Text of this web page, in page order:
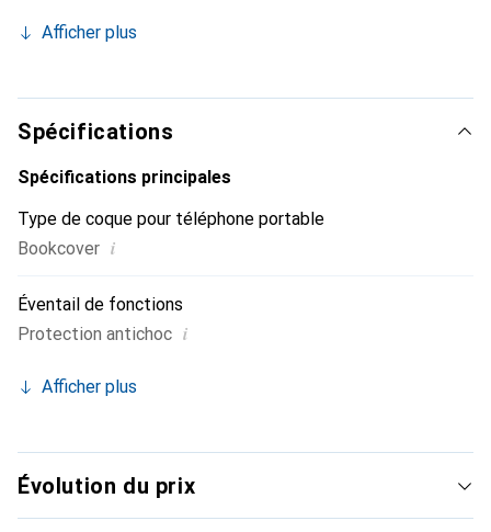
smartphone. La marque Noreve est reconnue
constitue toujours un bon choix pour le client exigeant.
Afficher plus
Spécifications
Spécifications principales
Type de coque pour téléphone portable
Bookcover i
Éventail de fonctions
Protection antichoc i
Afficher plus
Évolution du prix